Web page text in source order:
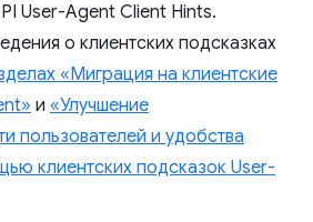
User-Agent Client Hints.
о клиентских подсказках
«Миграция на клиентские
и «Улучшение
пользователей и удобства
клиентских подсказок User-